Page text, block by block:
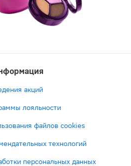
акций
лояльности
файлов cookies
технологий
персональных данных